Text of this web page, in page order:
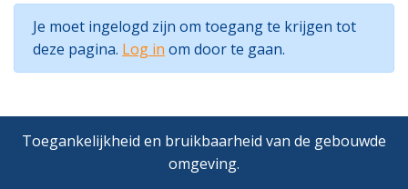
Je moet ingelogd zijn om toegang te krijgen tot
deze pagina. Log in om door te gaan.
Toegankelijkheid en bruikbaarheid van de gebouwde
omgeving.